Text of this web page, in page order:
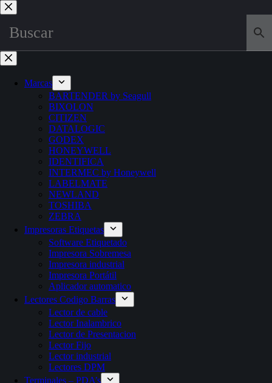
Marcas
BARTENDER by Seagull
BIXOLON
CITIZEN
DATALOGIC
GODEX
HONEYWELL
IDENTIFICA
INTERMEC by Honeywell
LABELMATE
NEWLAND
TOSHIBA
ZEBRA
Impresoras Etiquetas
Software Etiquetado
Impresora Sobremesa
Impresora industrial
Impresora Portátil
Aplicador automatico
Lectores Codigo Barras
Lector de cable
Lector Inalambrico
Lector de Presentacion
Lector Fijo
Lector industrial
Lectores DPM
Terminales – PDA’s